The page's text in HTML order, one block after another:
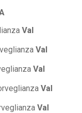
Val
Val
Val
Val
Val